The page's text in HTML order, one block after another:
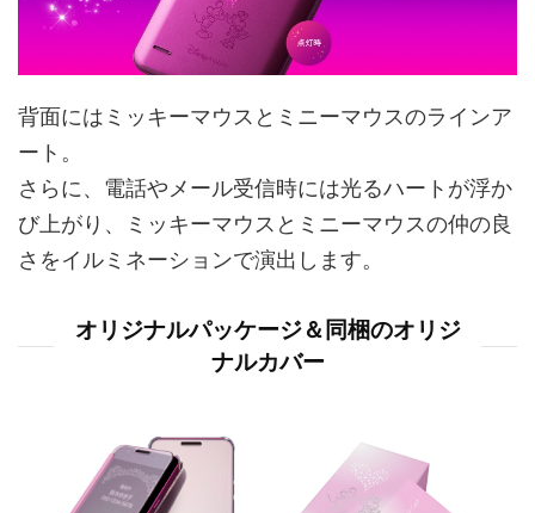
背面にはミッキーマウスとミニーマウスのラインア
ート。
さらに、電話やメール受信時には光るハートが浮か
び上がり、ミッキーマウスとミニーマウスの仲の良
さをイルミネーションで演出します。
オリジナルパッケージ＆同梱のオリジ
ナルカバー